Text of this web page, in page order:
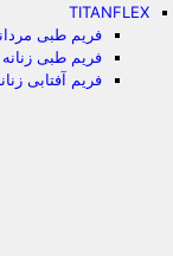
TITANFLEX
فریم طبی
فریم طبی زنانه
فریم آفتابی